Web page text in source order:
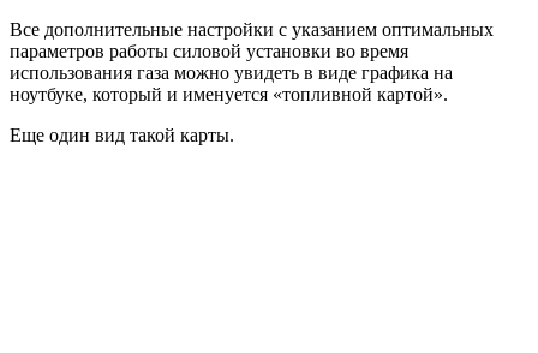
Все дополнительные настройки с указанием оптимальных
параметров работы силовой установки во время
использования газа можно увидеть в виде графика на
ноутбуке, который и именуется «топливной картой».
Еще один вид такой карты.